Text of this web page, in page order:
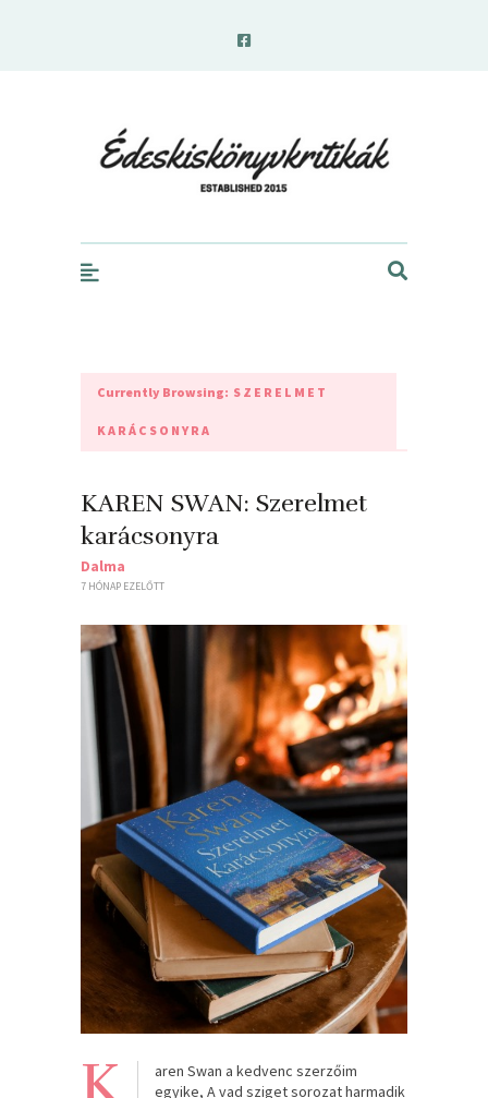
Currently Browsing: SZERELMET
KARÁCSONYRA
KAREN SWAN: Szerelmet ​
karácsonyra
Dalma
7 HÓNAP EZELŐTT
aren Swan a kedvenc szerzőim
egyike, A vad sziget sorozat harmadik